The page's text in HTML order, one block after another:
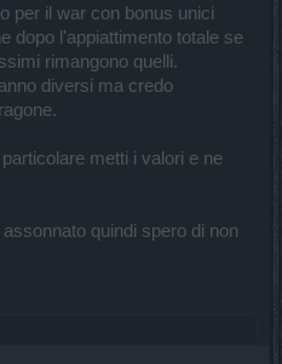
per il war con bonus unici
dopo l'appiattimento totale se
rimangono quelli.
diversi ma credo
metti i valori e ne
quindi spero di non